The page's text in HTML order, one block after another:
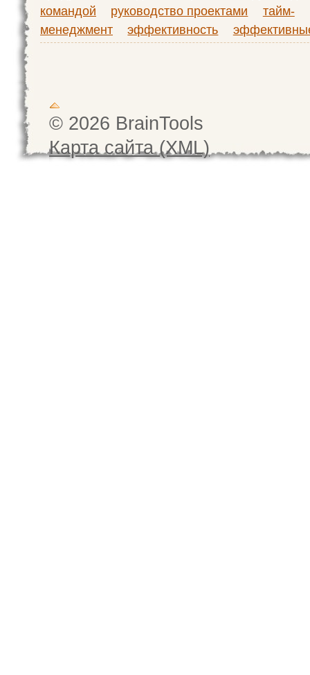
командой
руководство проектами
тайм-
менеджмент
эффективность
© 2026 BrainTools
Карта сайта (XML)